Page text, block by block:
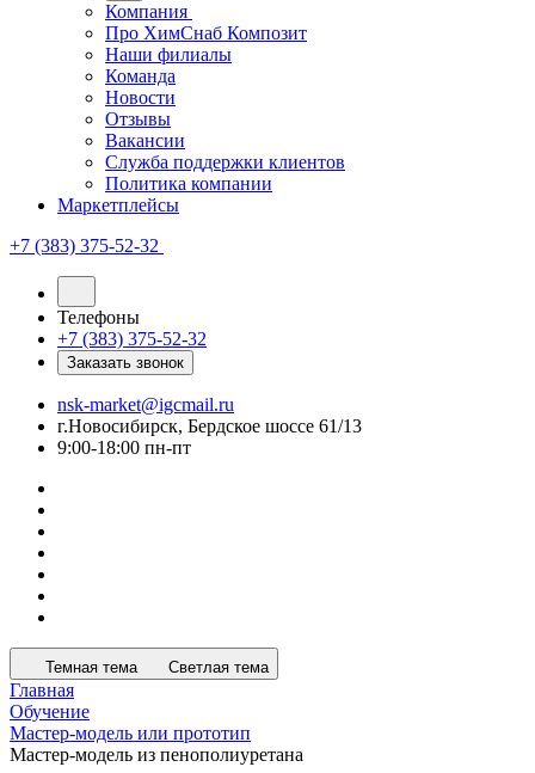
Компания
Про ХимСнаб Композит
Наши филиалы
Команда
Новости
Отзывы
Вакансии
Служба поддержки клиентов
Политика компании
Маркетплейсы
+7 (383) 375-52-32
Телефоны
+7 (383) 375-52-32
Заказать звонок
nsk-market@igcmail.ru
г.Новосибирск, Бердское шоссе 61/13
9:00-18:00 пн-пт
Темная тема Светлая тема
Главная
Обучение
Мастер-модель или прототип
Мастер-модель из пенополиуретана